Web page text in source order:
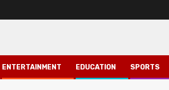
ENTERTAINMENT EDUCATION SPORTS